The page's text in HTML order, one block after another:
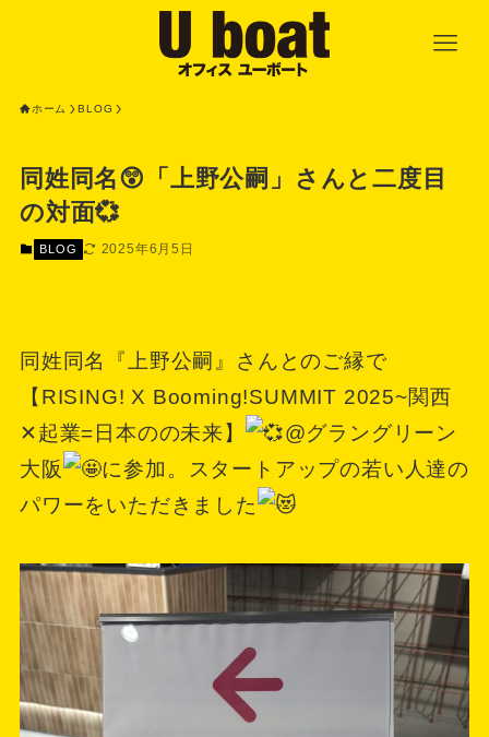
ホーム BLOG
同姓同名😲「上野公嗣」さんと二度目
の対面💞
BLOG 2025年6月5日
同姓同名『上野公嗣』さんとのご縁で
【RISING! X Booming!SUMMIT 2025~関西
✕起業=日本のの未来】
@グラングリーン
大阪
に参加。スタートアップの若い人達の
パワーをいただきました